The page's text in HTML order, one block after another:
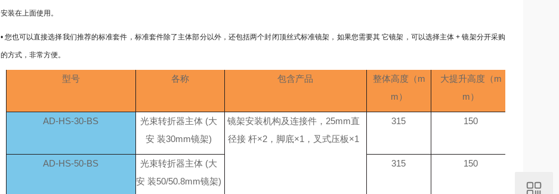
安装在上面使用。
• 您也可以直接选择我们推荐的标准套件，标准套件除了主体部分以外，还包括两个封闭顶丝式标准镜架，如果您需要其 它镜架，可以选择主体 + 镜架分开采购
的方式，非常方便。
型号 各称 包含产品
整体高度（m
m）
大提升高度（m
m）
AD-HS-30-BS
光束转折器主体 (大
安 装30mm镜架)
镜架安装机构及连接件，25mm直
径接 杆×2，脚底×1，叉式压板×1
315 150
AD-HS-50-BS
光束转折器主体 (大
安 装50/50.8mm镜架)
315 150